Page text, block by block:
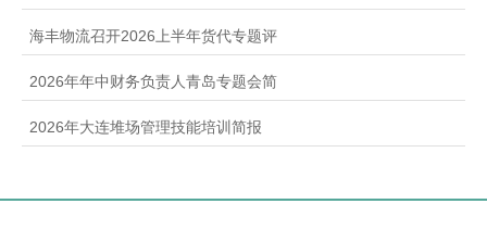
海丰物流召开2026上半年货代专题评
2026年年中财务负责人青岛专题会简
2026年大连堆场管理技能培训简报